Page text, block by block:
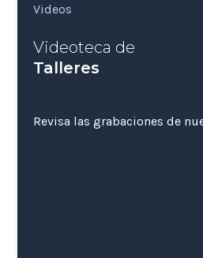
Videos
Videoteca de
Talleres
Revisa las grabaciones de